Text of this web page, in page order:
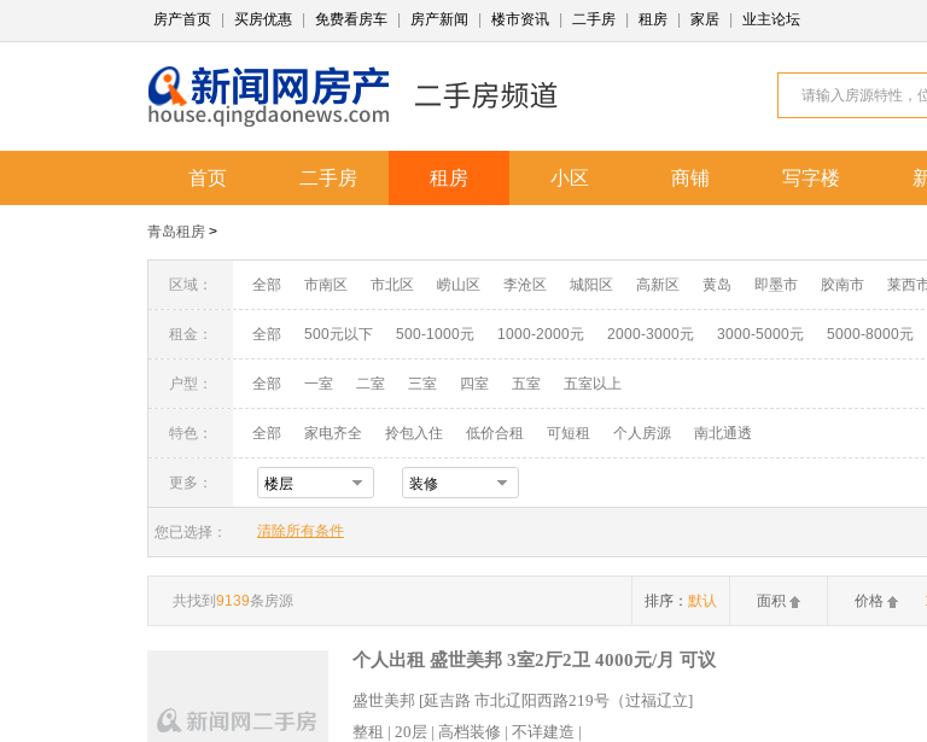
房产首页 买房优惠 免费看房车 房产新闻 楼市资讯 二手房 租房 家居 业主论坛
首页 二手房 租房 小区 商铺 写字楼
青岛租房 >
区域： 全部 市南区 市北区 崂山区 李沧区 城阳区 高新区 黄岛 即墨市 胶南市 莱西
租金： 全部 500元以下 500-1000元 1000-2000元 2000-3000元 3000-5000元 5000-8000元
户型： 全部 一室 二室 三室 四室 五室 五室以上
特色： 全部 家电齐全 拎包入住 低价合租 可短租 个人房源 南北通透
更多： 楼层 装修
您已选择： 清除所有条件
共找到 9139条房源 排序： 默认 面积 价格
个人出租 盛世美邦 3室2厅2卫 4000元/月 可议
盛世美邦 [延吉路 市北辽阳西路219号（过福辽立]
整租 | 20层 | 高档装修 | 不详建造 |